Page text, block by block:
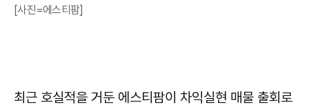
[사진=에스티팜]
최근 호실적을 거둔 에스티팜이 차익실현 매물 출회로